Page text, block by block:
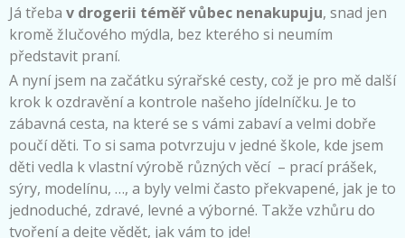
Já třeba v drogerii téměř vůbec nenakupuju, snad jen
kromě žlučového mýdla, bez kterého si neumím
představit praní.
A nyní jsem na začátku sýrařské cesty, což je pro mě další
krok k ozdravění a kontrole našeho jídelníčku. Je to
zábavná cesta, na které se s vámi zabaví a velmi dobře
poučí děti. To si sama potvrzuju v jedné škole, kde jsem
děti vedla k vlastní výrobě různých věcí – prací prášek,
sýry, modelínu, …, a byly velmi často překvapené, jak je to
jednoduché, zdravé, levné a výborné. Takže vzhůru do
tvoření a dejte vědět, jak vám to jde!